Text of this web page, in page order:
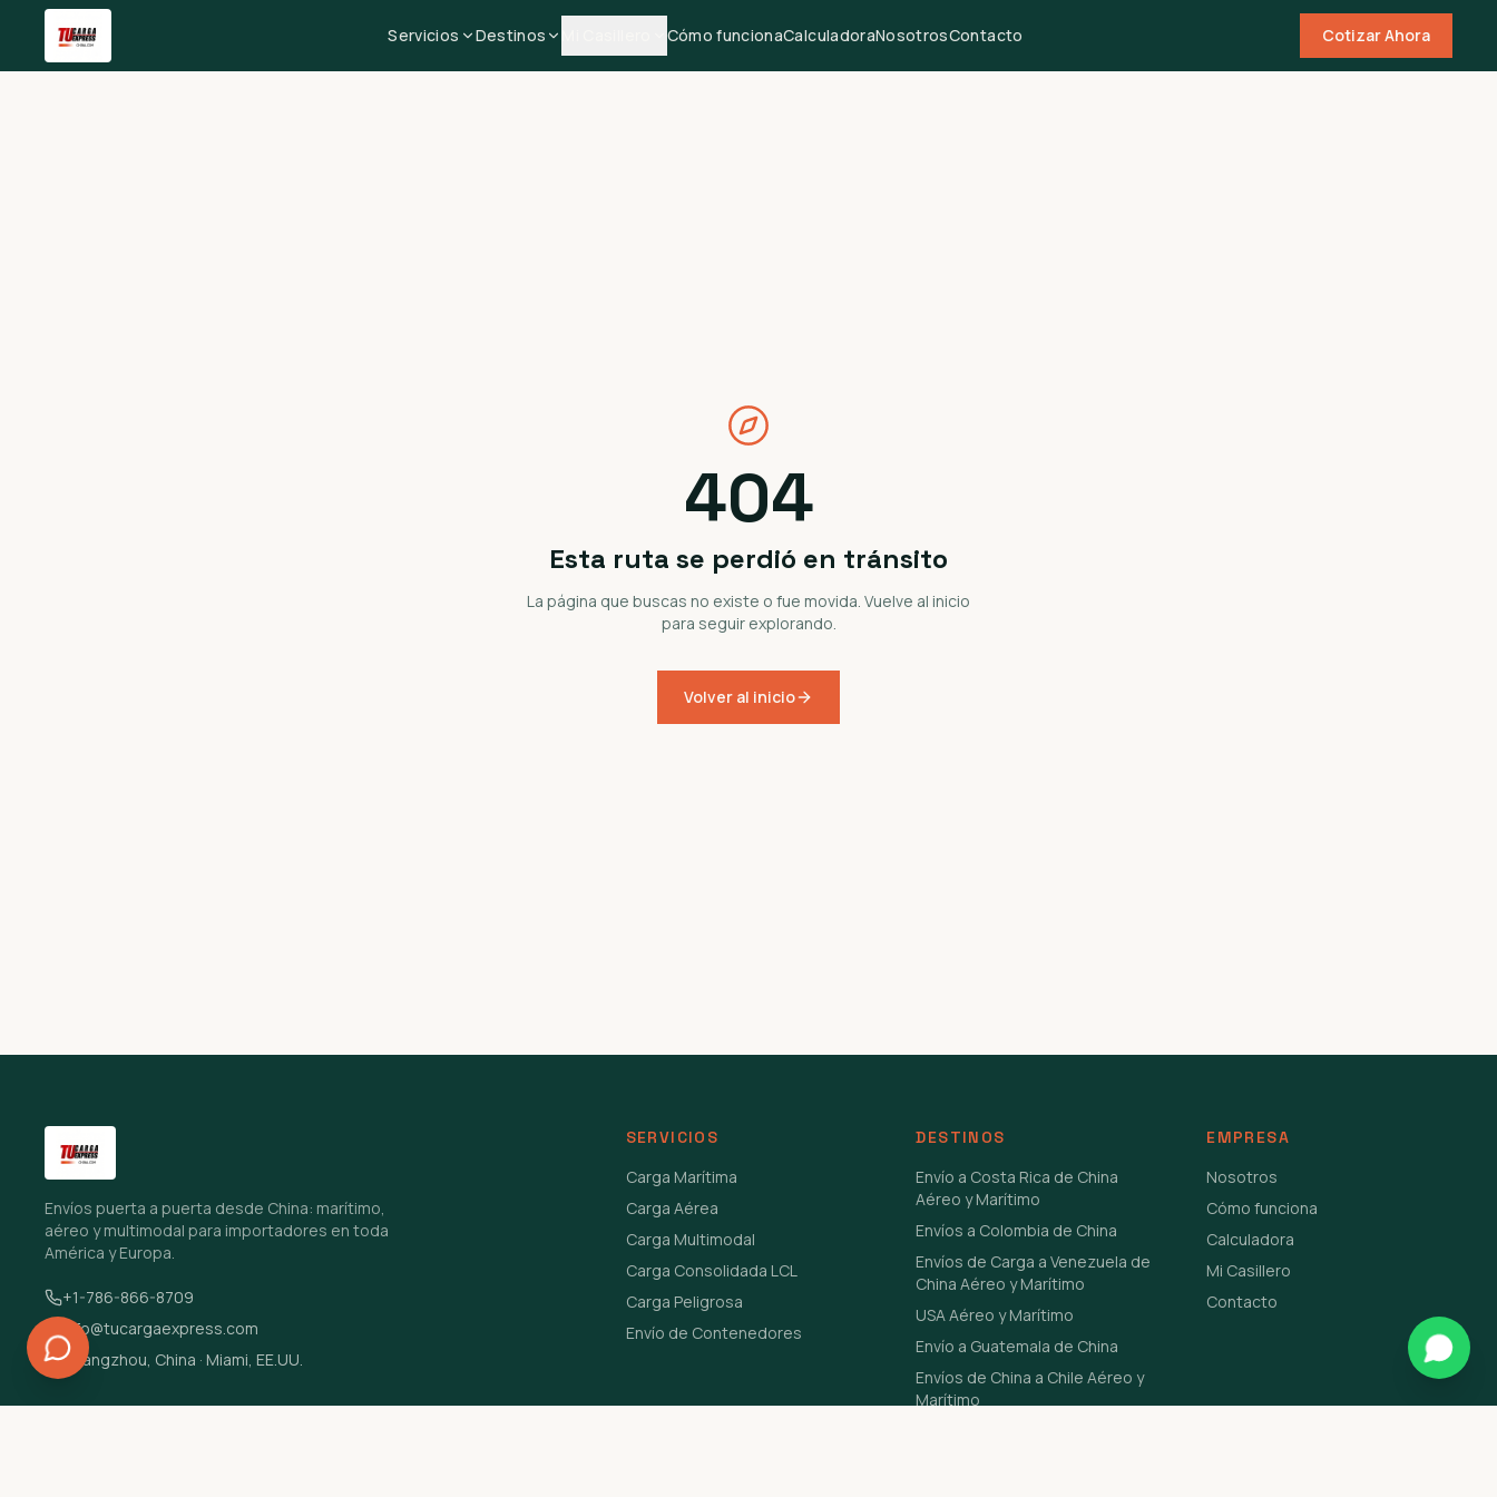
Servicios Destinos Cómo funcionaCalculadoraNosotrosContacto Cotizar Ahora
404
Esta ruta se perdió en tránsito
La página que buscas no existe o fue movida. Vuelve al inicio
para seguir explorando.
Volver al inicio
Envíos puerta a puerta desde China: marítimo,
aéreo y multimodal para importadores en toda
América y Europa.
+1-786-866-8709
info@tucargaexpress.com
Guangzhou, China · Miami, EE.UU.
SERVICIOS
Carga Marítima
Carga Aérea
Carga Multimodal
Carga Consolidada LCL
Carga Peligrosa
Envío de Contenedores
DESTINOS
Envío a Costa Rica de China
Aéreo y Marítimo
Envíos a Colombia de China
Envíos de Carga a Venezuela de
China Aéreo y Marítimo
USA Aéreo y Marítimo
Envío a Guatemala de China
Envíos de China a Chile Aéreo y
Marítimo
EMPRESA
Nosotros
Cómo funciona
Calculadora
Mi Casillero
Contacto